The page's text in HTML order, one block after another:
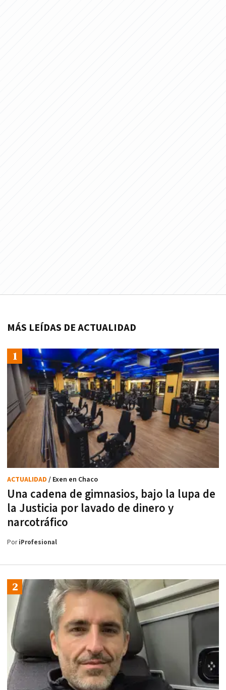
MÁS LEÍDAS DE ACTUALIDAD
Una cadena de gimnasios, bajo la lupa de
la Justicia por lavado de dinero y
narcotráfico
ACTUALIDAD / Exen en Chaco
PoriProfesional